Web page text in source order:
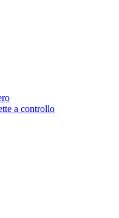
a controllo